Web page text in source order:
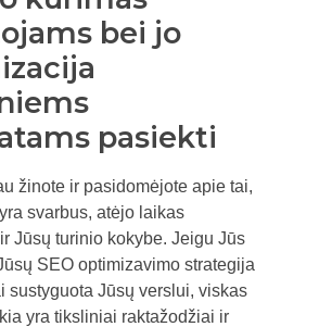
bei jo
pasiekti
žinote ir pasidomėjote apie tai,
svarbus, atėjo laikas
Jūsų turinio kokybe. Jeigu Jūs
SEO optimizavimo strategija
sustyguota Jūsų verslui, viskas
yra tiksliniai raktažodžiai ir